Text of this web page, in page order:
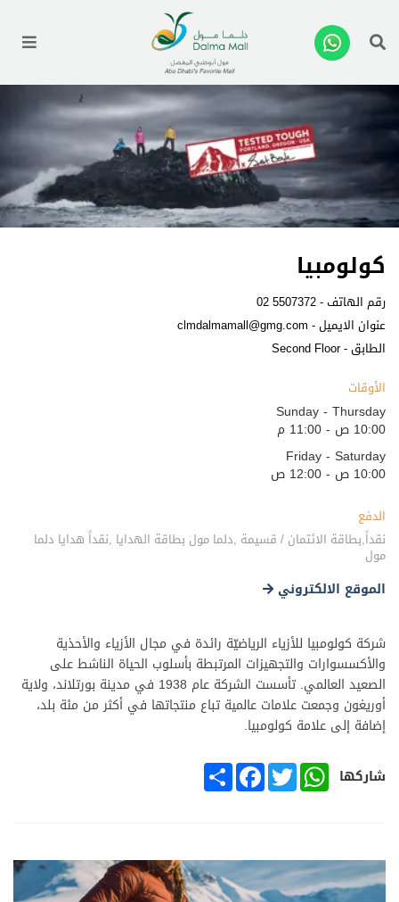
كولومبيا
رقم الهاتف -02 5507372
عنوان الايميل - clmdalmamall@gmg.com
الطابق - Second Floor
الأوقات
Sunday - Thursday
10:00 ص - 11:00 م
Friday - Saturday
10:00 ص - 12:00 ص
الدفع
نقداً,بطاقة الائتمان / قسيمة ,دلما مول بطاقة الهدايا ,نقداً هدايا دلما
مول
الموقع الالكتروني
شركة كولومبيا للأزياء الرياضيّة رائدة في مجال الأزياء والأحذية
والأكسسوارات والتجهيزات المرتبطة بأسلوب الحياة الناشط على
الصعيد العالمي. تأسست الشركة عام 1938 في مدينة بورتلاند، ولاية
أوريغون وجمعت علامات عالمية تباع منتجاتها في أكثر من مئة بلد،
إضافة إلى علامة كولومبيا.
شاركها SHARE
FACEBOOKTWITTER
WHATSAPP